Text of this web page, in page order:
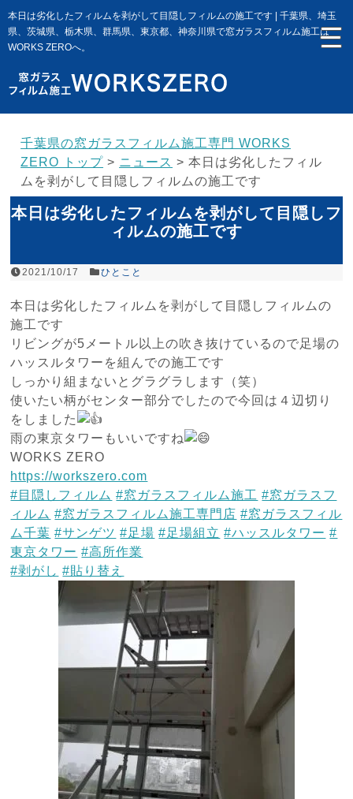
本日は劣化したフィルムを剥がして目隠しフィルムの施工です | 千葉県、埼玉
県、茨城県、栃木県、群馬県、東京都、神奈川県で窓ガラスフィルム施工は
WORKS ZEROへ。
千葉県の窓ガラスフィルム施工専門 WORKS
ZERO トップ > ニュース >本日は劣化したフィル
ムを剥がして目隠しフィルムの施工です
本日は劣化したフィルムを剥がして目隠しフ
ィルムの施工です
2021/10/17 ひとこと
本日は劣化したフィルムを剥がして目隠しフィルムの
施工です
リビングが5メートル以上の吹き抜けているので足場の
ハッスルタワーを組んでの施工です
しっかり組まないとグラグラします（笑）
使いたい柄がセンター部分でしたので今回は４辺切り
をしました
雨の東京タワーもいいですね
WORKS ZERO
https://workszero.com
#目隠しフィルム #窓ガラスフィルム施工 #窓ガラスフ
ィルム #窓ガラスフィルム施工専門店 #窓ガラスフィル
ム千葉 #サンゲツ #足場 #足場組立 #ハッスルタワー #
東京タワー #高所作業
#剥がし #貼り替え